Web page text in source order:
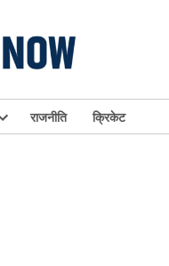
Open
राजनीति क्रिकेट